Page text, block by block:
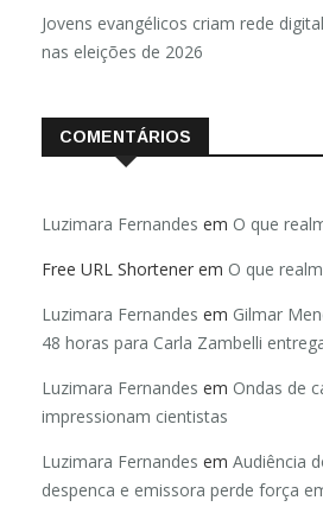
Jovens evangélicos criam rede
nas eleições de 2026
COMENTÁRIOS
Luzimara Fernandes em O que
Free URL Shortener em O que
Luzimara Fernandes em Gilmar
48 horas para Carla Zambelli
Luzimara Fernandes em Ondas de
impressionam cientistas
Luzimara Fernandes em Audiência
despenca e emissora perde força